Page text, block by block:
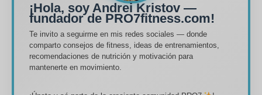
¡Hola, soy Andrei Kristov —
fundador de PRO7fitness.com!
Te invito a seguirme en mis redes sociales — donde
comparto consejos de fitness, ideas de entrenamientos,
recomendaciones de nutrición y motivación para
mantenerte en movimiento.